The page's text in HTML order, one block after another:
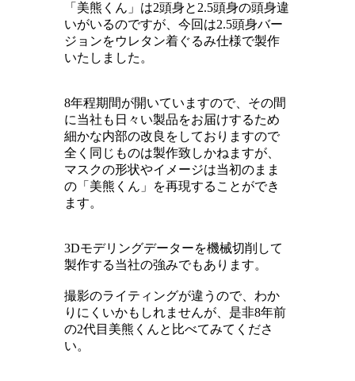
「美熊くん」は2頭身と2.5頭身の頭身違
いがいるのですが、今回は2.5頭身バー
ジョンをウレタン着ぐるみ仕様で製作
いたしました。
8年程期間が開いていますので、その間
に当社も日々い製品をお届けするため
細かな内部の改良をしておりますので
全く同じものは製作致しかねますが、
マスクの形状やイメージは当初のまま
の「美熊くん」を再現することができ
ます。
3Dモデリングデーターを機械切削して
製作する当社の強みでもあります。
撮影のライティングが違うので、わか
りにくいかもしれませんが、是非8年前
の2代目美熊くんと比べてみてくださ
い。